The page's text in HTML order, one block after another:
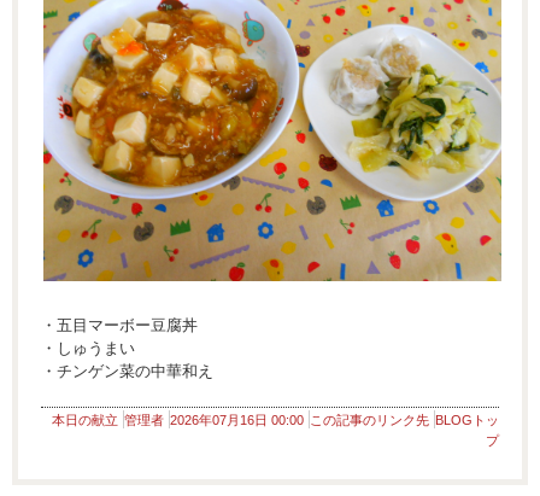
・五目マーボー豆腐丼
・しゅうまい
・チンゲン菜の中華和え
本日の献立 管理者 2026年07月16日 00:00 この記事のリンク先 BLOGトッ
プ